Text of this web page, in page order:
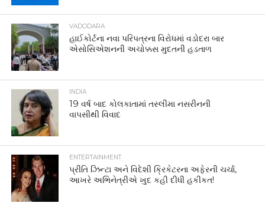
VADODARA
હાઈકોર્ટના નવા પરિપત્રના વિરોધમાં વડોદરા બાર
એસોસિએશનની અચોક્કસ મુદતની હડતાળ
INDIA
19 વર્ષ બાદ કોલકાતામાં તસ્લીમા નસરીનની
વાપસીથી વિવાદ
ENTERTAINMENT
પ્રીતિ ઝિન્ટા અને વિદેશી ક્રિકેટરના અફેરની ચર્ચા,
આખરે અભિનેત્રીએ ખુદ કહી દીધી હકીકત!